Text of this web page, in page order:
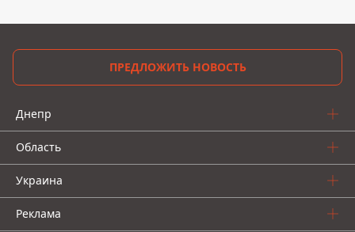
ПРЕДЛОЖИТЬ НОВОСТЬ
Днепр
Область
Украина
Реклама